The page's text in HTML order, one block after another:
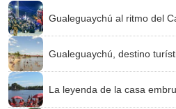
Gualeguaychú al ritmo del
Gualeguaychú, destino
La leyenda de la casa